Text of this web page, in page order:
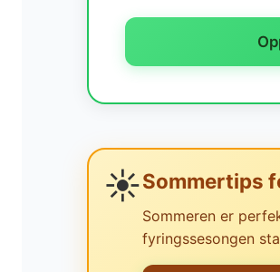
☀️Sommertips
Sommeren er
fyringssesongen